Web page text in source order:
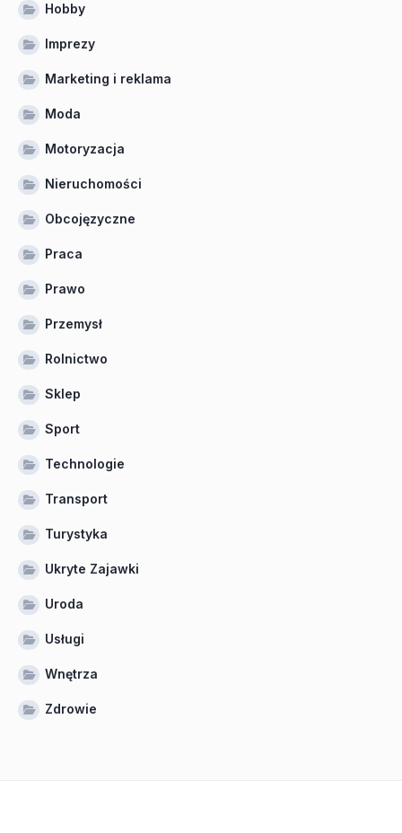
Hobby
Imprezy
Marketing i reklama
Moda
Motoryzacja
Nieruchomości
Obcojęzyczne
Praca
Prawo
Przemysł
Rolnictwo
Sklep
Sport
Technologie
Transport
Turystyka
Ukryte Zajawki
Uroda
Usługi
Wnętrza
Zdrowie